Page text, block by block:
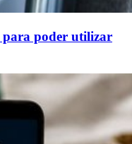
poder utilizar